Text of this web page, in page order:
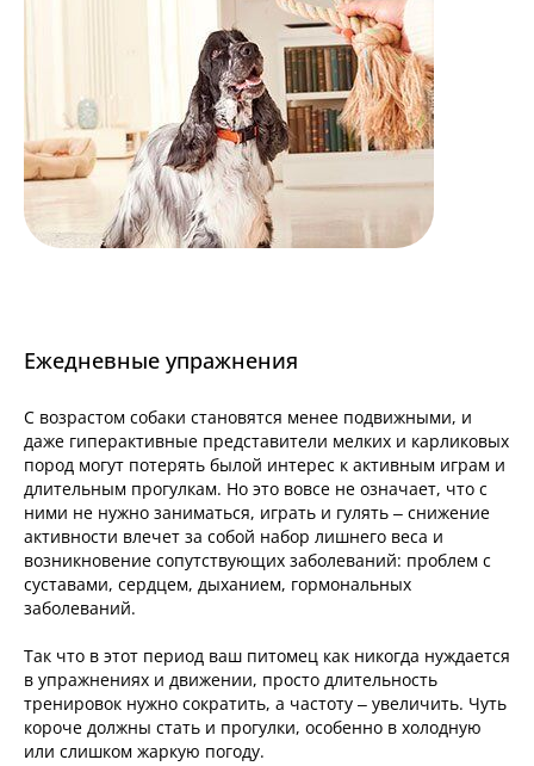
Ежедневные упражнения
С возрастом собаки становятся менее подвижными, и
даже гиперактивные представители мелких и карликовых
пород могут потерять былой интерес к активным играм и
длительным прогулкам. Но это вовсе не означает, что с
ними не нужно заниматься, играть и гулять – снижение
активности влечет за собой набор лишнего веса и
возникновение сопутствующих заболеваний: проблем с
суставами, сердцем, дыханием, гормональных
заболеваний.
Так что в этот период ваш питомец как никогда нуждается
в упражнениях и движении, просто длительность
тренировок нужно сократить, а частоту – увеличить. Чуть
короче должны стать и прогулки, особенно в холодную
или слишком жаркую погоду.